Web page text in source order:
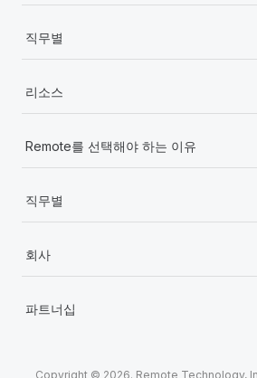
직무별
리소스
Remote를 선택해야 하는 이유
직무별
회사
파트너십
Copyright © 2026. Remote Technology,